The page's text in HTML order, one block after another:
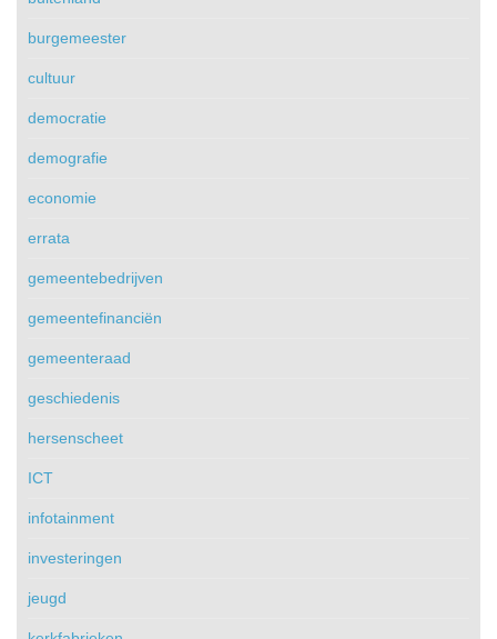
burgemeester
cultuur
democratie
demografie
economie
errata
gemeentebedrijven
gemeentefinanciën
gemeenteraad
geschiedenis
hersenscheet
ICT
infotainment
investeringen
jeugd